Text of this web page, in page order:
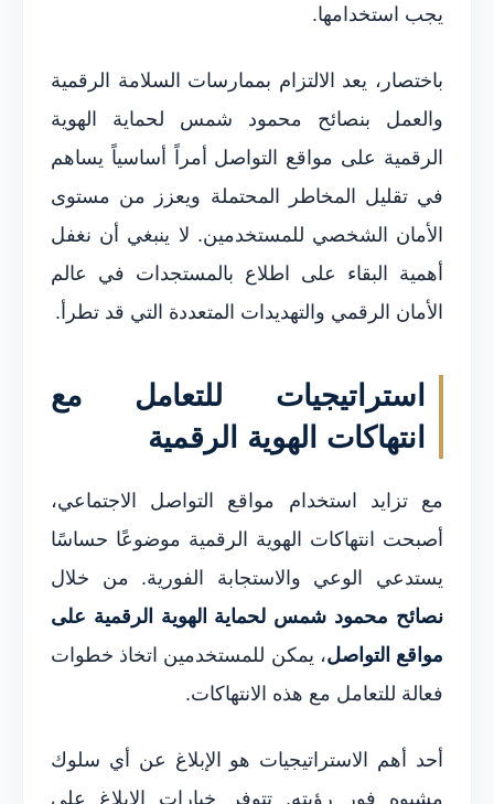
يجب استخدامها.
باختصار، يعد الالتزام بممارسات السلامة الرقمية
والعمل بنصائح محمود شمس لحماية الهوية
الرقمية على مواقع التواصل أمراً أساسياً يساهم
في تقليل المخاطر المحتملة ويعزز من مستوى
الأمان الشخصي للمستخدمين. لا ينبغي أن نغفل
أهمية البقاء على اطلاع بالمستجدات في عالم
الأمان الرقمي والتهديدات المتعددة التي قد تطرأ.
استراتيجيات للتعامل مع
انتهاكات الهوية الرقمية
مع تزايد استخدام مواقع التواصل الاجتماعي،
أصبحت انتهاكات الهوية الرقمية موضوعًا حساسًا
يستدعي الوعي والاستجابة الفورية. من خلال
نصائح محمود شمس لحماية الهوية الرقمية على
مواقع التواصل، يمكن للمستخدمين اتخاذ خطوات
فعالة للتعامل مع هذه الانتهاكات.
أحد أهم الاستراتيجيات هو الإبلاغ عن أي سلوك
مشبوه فور رؤيته. تتوفر خيارات الإبلاغ على